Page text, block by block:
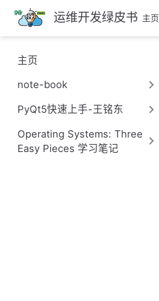
跳
至
主
要
內
运维开发绿皮书 主页
主页
note-book
PyQt5快速上手-王铭东
Operating Systems: Three
Easy Pieces 学习笔记